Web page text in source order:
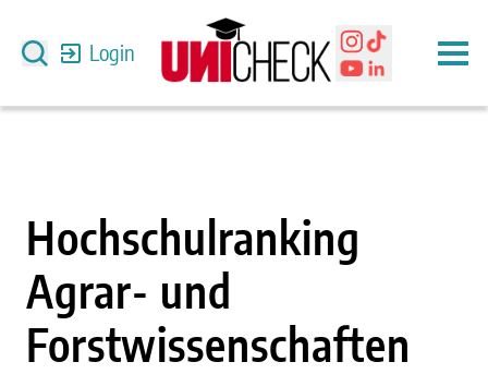
Login
Hochschulranking
Agrar- und
Forstwissenschaften